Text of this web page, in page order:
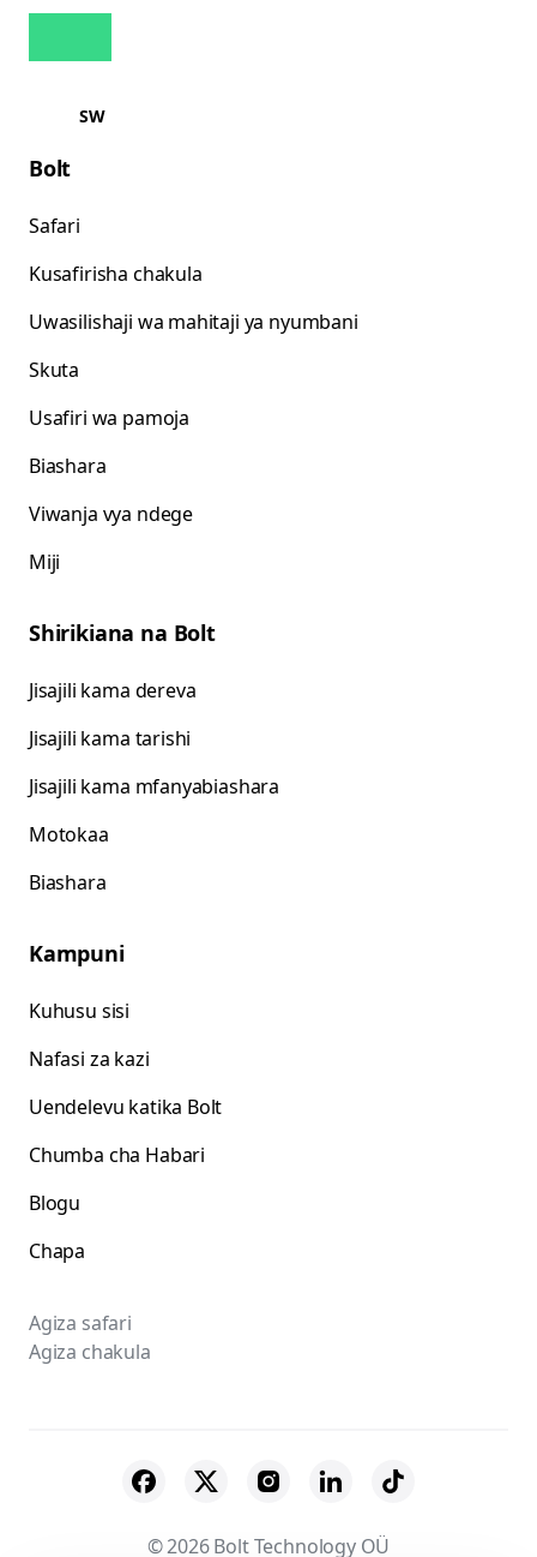
SW
Bolt
Safari
Kusafirisha chakula
Uwasilishaji wa mahitaji ya nyumbani
Skuta
Usafiri wa pamoja
Biashara
Viwanja vya ndege
Miji
Shirikiana na Bolt
Jisajili kama dereva
Jisajili kama tarishi
Jisajili kama mfanyabiashara
Motokaa
Biashara
Kampuni
Kuhusu sisi
Nafasi za kazi
Uendelevu katika Bolt
Chumba cha Habari
Blogu
Chapa
Agiza safari
Agiza chakula
© 2026 Bolt Technology OÜ